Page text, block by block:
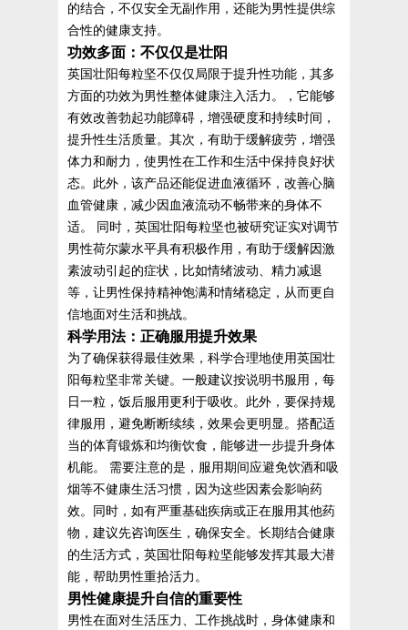
的结合，不仅安全无副作用，还能为男性提供综
合性的健康支持。
功效多面：不仅仅是壮阳
英国壮阳每粒坚不仅仅局限于提升性功能，其多
方面的功效为男性整体健康注入活力。，它能够
有效改善勃起功能障碍，增强硬度和持续时间，
提升性生活质量。其次，有助于缓解疲劳，增强
体力和耐力，使男性在工作和生活中保持良好状
态。此外，该产品还能促进血液循环，改善心脑
血管健康，减少因血液流动不畅带来的身体不
适。 同时，英国壮阳每粒坚也被研究证实对调节
男性荷尔蒙水平具有积极作用，有助于缓解因激
素波动引起的症状，比如情绪波动、精力减退
等，让男性保持精神饱满和情绪稳定，从而更自
信地面对生活和挑战。
科学用法：正确服用提升效果
为了确保获得最佳效果，科学合理地使用英国壮
阳每粒坚非常关键。一般建议按说明书服用，每
日一粒，饭后服用更利于吸收。此外，要保持规
律服用，避免断断续续，效果会更明显。搭配适
当的体育锻炼和均衡饮食，能够进一步提升身体
机能。 需要注意的是，服用期间应避免饮酒和吸
烟等不健康生活习惯，因为这些因素会影响药
效。同时，如有严重基础疾病或正在服用其他药
物，建议先咨询医生，确保安全。长期结合健康
的生活方式，英国壮阳每粒坚能够发挥其最大潜
能，帮助男性重拾活力。
男性健康提升自信的重要性
男性在面对生活压力、工作挑战时，身体健康和